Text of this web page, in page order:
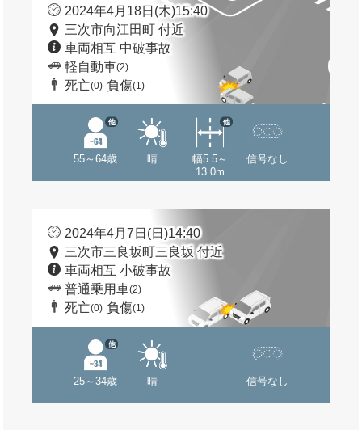
2024年4月18日(木)15:40
三次市向江田町 付近
車両相互 中破事故
軽自動車(2)
死亡(0) 負傷(1)
55～64歳
他
晴
幅5.5～
13.0m
他
信号なし
2024年4月7日(日)14:40
三次市三良坂町三良坂 付近
車両相互 小破事故
普通乗用車(2)
死亡(0) 負傷(1)
25～34歳
他
晴 信号なし